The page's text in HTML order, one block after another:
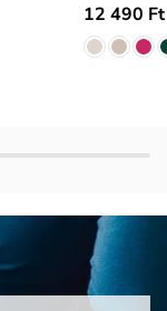
12 490 Ft